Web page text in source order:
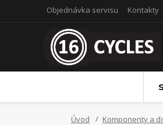
Objednávka servisu Kontakty
Úvod Komponenty a